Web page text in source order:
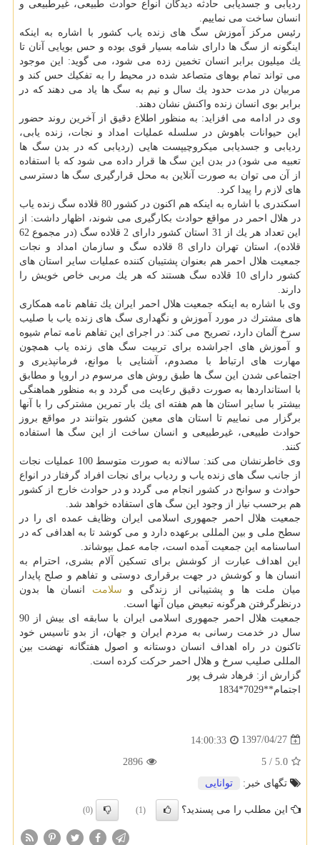
ردیابی و جسدیابی حادثه دیدگان انواع حوادث طبیعی، غیرطبیعی و
انسان ساخت می نماییم.
رئیس مركز آموزش سگ های زنده یاب كشور با اشاره به اینكه
اینگونه از سگ ها دارای شامه بسیار قوی بوده و حس بویایی آنان تا
یك میلیون برابر انسان تخمین زده می شود، می گوید: این موجود
می تواند تمام بوهای متصاعد شده در محیط را به تفكیك حس كند و
مربیان در مدت حدود یك سال و نیم به سگ ها یاد می دهند كه در
برابر بوی انسان زنده واكنش نشان دهند.
وی در ادامه می افزاید: به منظور اطلاع دقیق از آخرین روند حضور
این حیوانات باهوش در سلسله عملیات امداد و نجات، زنده یابی،
ردیابی و جسدیابی میكروچیپست هایی (ردیابی كه در بدن سگ ها
تعبیه می شود) در بدن این سگ ها قرار داده می شود كه با استفاده
از آن می توان به صورت آنلاین به محل قرارگیری سگ ها دسترسی
های لازم را پیدا كرد.
اسكندری با اشاره به اینكه هم اكنون در كشور 80 قلاده سگ زنده یاب
در هلال احمر در مواقع حوادث بكارگیری می شوند، اظهار داشت: از
این تعداد هر یك از 31 استان كشور دارای 2 قلاده سگ (در مجموع 62
قلاده)، استان تهران دارای 8 قلاده سگ و سازمان امداد و نجات
جمعیت هلال احمر هم بعنوان پشتیبان كننده عملیات سایر استان های
كشور دارای 10 قلاده سگ هستند كه هر یك مربی خاص خویش را
دارند.
وی با اشاره به اینكه جمعیت هلال احمر ایران یك تفاهم نامه همكاری
های مشترك در مورد آموزش و نگهداری سگ های زنده یاب با صلیب
سرخ آلمان دارد، تصریح می كند: در اجرای این تفاهم نامه تمام شیوه
و آموزش های اجراشده برای تربیت سگ های زنده یاب همچون
مهارت های ارتباط با مصدوم، آشنایی با موانع، فرمانپذیری و
اجتماعی شدن این سگ ها طبق روش های مرسوم در اروپا و مطابق
با استانداردها به صورت دقیق رعایت می گردد و به منظور هماهنگی
بیشتر با سایر استان ها هم هفته ای یك بار تمرین مشتركی را با آنها
برگزار می نماییم تا استان های معین كشور بتوانند در مواقع بروز
حوادث طبیعی، غیرطبیعی و انسان ساخت از این سگ ها استفاده
كنند.
وی خاطرنشان می كند: سالانه به صورت متوسط 100 عملیات نجات
از جانب سگ های زنده یاب و ردیاب برای نجات افراد گرفتار در انواع
حوادث و سوانح در كشور انجام می گردد و در حوادث خارج از كشور
هم برحسب نیاز از وجود این سگ های استفاده خواهد شد.
جمعیت هلال احمر جمهوری اسلامی ایران وظایف عمده ای را در
سطح ملی و بین المللی برعهده دارد و می كوشد تا به اهدافی كه در
اساسنامه این جمعیت آمده است، جامه عمل بپوشاند.
این اهداف عبارت از كوشش برای تسكین آلام بشری، احترام به
انسان ها و كوشش در جهت برقراری دوستی و تفاهم و صلح پایدار
میان ملت ها و پشتیبانی از زندگی و سلامت انسان ها بدون
درنظرگرفتن هرگونه تبعیض میان آنها است.
جمعیت هلال احمر جمهوری اسلامی ایران با سابقه ای بیش از 90
سال در خدمت رسانی به مردم ایران و جهان، از بدو تاسیس خود
تاكنون در راه اهداف انسان دوستانه و اصول هفتگانه نهضت بین
المللی صلیب سرخ و هلال احمر حركت كرده است.
گزارش از: فرهاد شرف پور
اجتمام**7029*1834
1397/04/27
14:00:33
5.0
/
5
2896
تگهای خبر:
توانایی
این مطلب را می پسندید؟ (1)
(0)